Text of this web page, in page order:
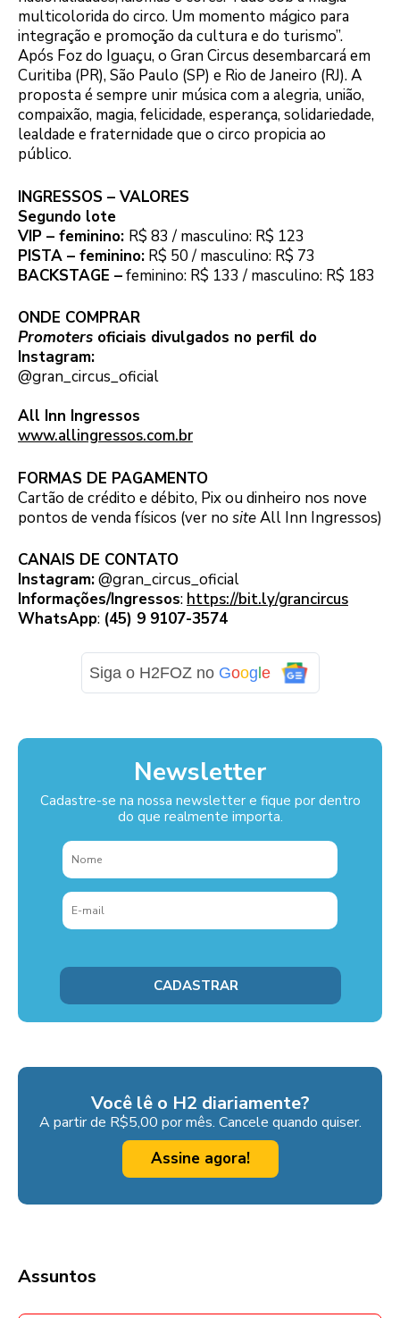
multicolorida do circo. Um momento mágico para
integração e promoção da cultura e do turismo”.
Após Foz do Iguaçu, o Gran Circus desembarcará em
Curitiba (PR), São Paulo (SP) e Rio de Janeiro (RJ). A
proposta é sempre unir música com a alegria, união,
compaixão, magia, felicidade, esperança, solidariedade,
lealdade e fraternidade que o circo propicia ao
público.
INGRESSOS – VALORES
Segundo lote
VIP – feminino: R$ 83 / masculino: R$ 123
PISTA – feminino: R$ 50 / masculino: R$ 73
BACKSTAGE –feminino: R$ 133 / masculino: R$ 183
ONDE COMPRAR
Promoters oficiais divulgados no perfil do
Instagram:
@gran_circus_oficial
All Inn Ingressos
www.allingressos.com.br
FORMAS DE PAGAMENTO
Cartão de crédito e débito, Pix ou dinheiro nos nove
pontos de venda físicos (ver no siteAll Inn Ingressos)
CANAIS DE CONTATO
Instagram:@gran_circus_oficial
Informações/Ingressos: https://bit.ly/grancircus
WhatsApp: (45) 9 9107-3574
Siga o H2FOZ no Google
Newsletter
Cadastre-se na nossa newsletter e fique por dentro
do que realmente importa.
Você lê o H2 diariamente?
A partir de R$5,00 por mês. Cancele quando quiser.
Assine agora!
Assuntos